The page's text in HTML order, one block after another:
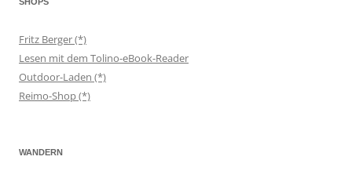
Fritz Berger (*)
Lesen mit dem Tolino-eBook-Reader
Outdoor-Laden (*)
Reimo-Shop (*)
WANDERN